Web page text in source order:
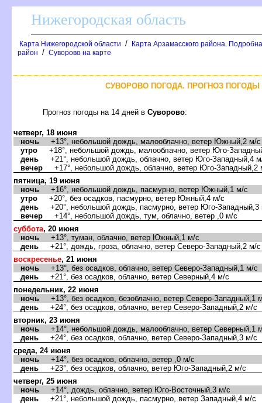
Нижегородская область
Карта Нижегородской области /
Карта Арзамасского района.
район / Суворово на карте
СУВОРОВО ПОГОДА. ПРОГНОЗ
Прогноз погоды на 14 дней Суворово:
четверг, 18 июня
ночь +13°, небольшой дождь, малооблачно, ветер Южный,2 м/с
утро +18°, небольшой дождь, малооблачно, ветер Юго-
день +21°, небольшой дождь, облачно, ветер Юго-Западный,4
ечер +17°, небольшой дождь, облачно, ветер Юго-Западный,2
пятница, 19 июня
ночь +16°, небольшой дождь, пасмурно, ветер Южный,1 м/с
утро +20°, без осадков, пасмурно, ветер Южный,4 м/с
день +20°, небольшой дождь, пасмурно, ветер Юго-Западный,3
ечер +14°, небольшой дождь, тум, облачно, ветер ,0 м/с
суббота, 20 июня
ночь +13°, туман, облачно, ветер Южный,1 м/с
день +21°, дождь, гроза, облачно, ветер Северо-Западный,2 м/с
оскресенье, 21 июня
ночь +13°, без осадков, облачно, ветер Северо-Западный,1 м/с
день +21°, без осадков, облачно, ветер Северный,4 м/с
понедельник, 22 июня
ночь +13°, без осадков, безоблачно, ветер Северо-Западный,1
день +24°, без осадков, облачно, ветер Северо-Западный,2 м/с
торник, 23 июня
ночь +14°, небольшой дождь, малооблачно, ветер Северный,1
день +24°, без осадков, облачно, ветер Северо-Западный,3 м/с
среда, 24 июня
ночь +14°, без осадков, облачно, ветер ,0 м/с
день +23°, без осадков, облачно, ветер Юго-Западный,2 м/с
четверг, 25 июня
ночь +14°, дождь, облачно, ветер Юго-Восточный,3 м/с
день +21°, небольшой дождь, пасмурно, ветер Западный,4 м/с